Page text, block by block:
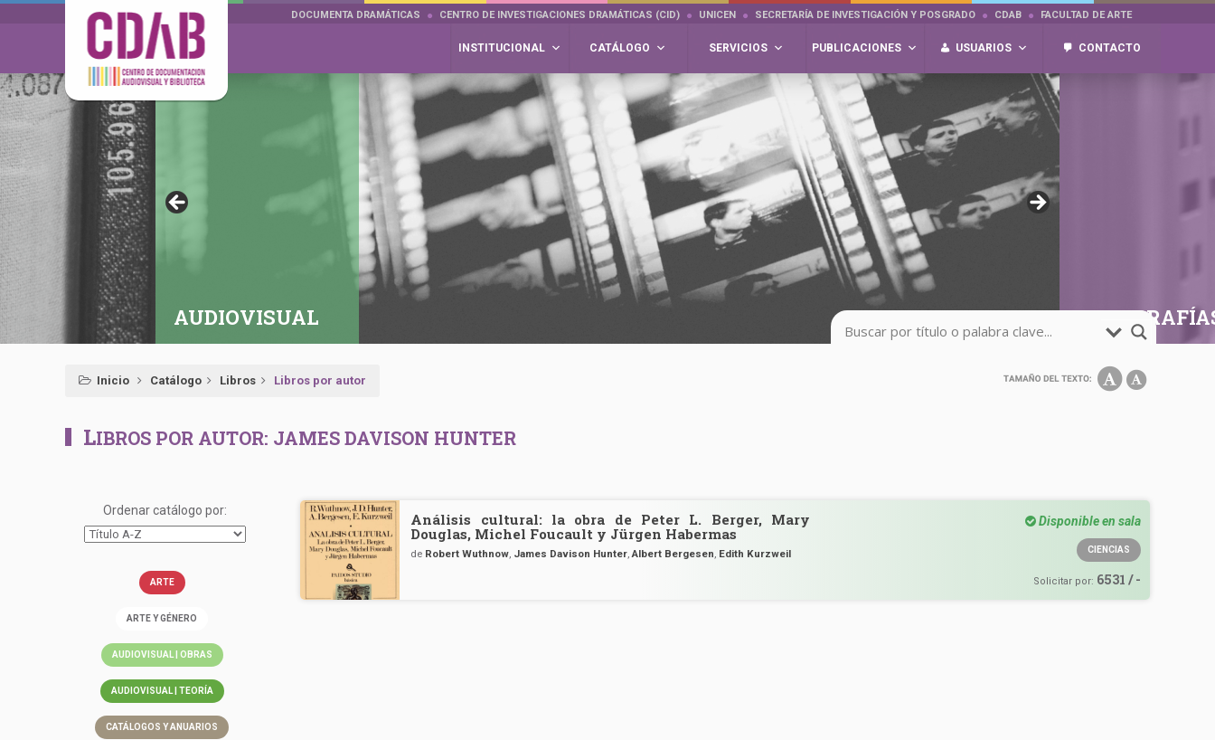
DOCUMENTA DRAMÁTICAS CENTRO DE INVESTIGACIONES DRAMÁTICAS (CID) UNICEN SECRETARÍA DE INVESTIGACIÓN Y POSGRADO CDAB FACULTAD DE ARTE
INSTITUCIONAL CATÁLOGO SERVICIOS PUBLICACIONES USUARIOS CONTACTO
AUDIOVISUAL
Inicio Catálogo Libros Libros por autor
LIBROS POR AUTOR: JAMES DAVISON HUNTER
Ordenar catálogo por:
ARTE
ARTE Y GÉNERO
AUDIOVISUAL | OBRAS
AUDIOVISUAL | TEORÍA
CATÁLOGOS Y ANUARIOS
Análisis cultural: la obra de Peter L. Berger, Mary
Douglas, Michel Foucault y Jürgen Habermas
de Robert Wuthnow, James Davison Hunter,Albert Bergesen, Edith Kurzweil
Disponible en sala
CIENCIAS
Solicitar por: 6531 / -